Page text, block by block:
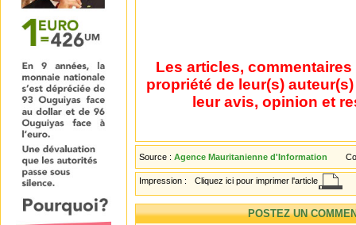
Les articles,
propriété de leur(s)
leur avis, opinion et
Source : Agence Mauritanienne d'Information
Impression : Cliquez ici pour imprimer l'article
POSTEZ UN